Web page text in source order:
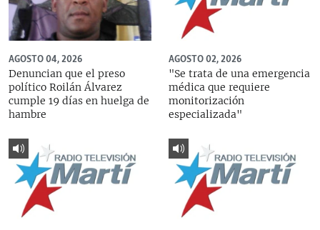
AGOSTO 04, 2026
Denuncian que el preso
político Roilán Álvarez
cumple 19 días en huelga de
hambre
AGOSTO 02, 2026
"Se trata de una emergencia
médica que requiere
monitorización
especializada"